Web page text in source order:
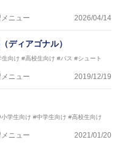
ニュー 2026/04/14
ディアゴナル）
生向け #高校生向け #パス #シュート
ニュー 2019/12/19
小学生向け #中学生向け #高校生向け
ニュー 2021/01/20